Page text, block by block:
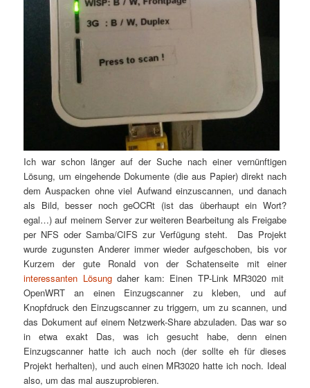
Ich war schon länger auf der Suche nach einer vernünftigen
Lösung, um eingehende Dokumente (die aus Papier) direkt nach
dem Auspacken ohne viel Aufwand einzuscannen, und danach
als Bild, besser noch geOCRt (ist das überhaupt ein Wort?
egal…) auf meinem Server zur weiteren Bearbeitung als Freigabe
per NFS oder Samba/CIFS zur Verfügung steht. Das Projekt
wurde zugunsten Anderer immer wieder aufgeschoben, bis vor
Kurzem der gute Ronald von der Schatenseite mit einer
interessanten Lösungdaher kam: Einen TP-Link MR3020 mit
OpenWRT an einen Einzugscanner zu kleben, und auf
Knopfdruck den Einzugscanner zu triggern, um zu scannen, und
das Dokument auf einem Netzwerk-Share abzuladen. Das war so
in etwa exakt Das, was ich gesucht habe, denn einen
Einzugscanner hatte ich auch noch (der sollte eh für dieses
Projekt herhalten), und auch einen MR3020 hatte ich noch. Ideal
also, um das mal auszuprobieren.